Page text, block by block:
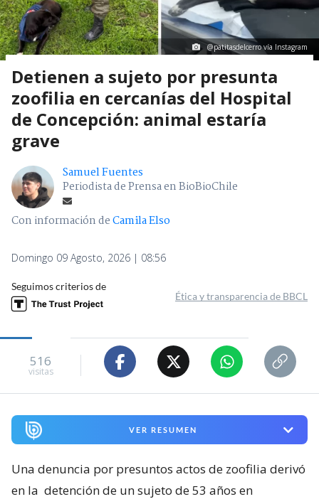
@patitasdelcerro vía Instagram
Detienen a sujeto por presunta
zoofilia en cercanías del Hospital
de Concepción: animal estaría
grave
Samuel Fuentes
Periodista de Prensa en BioBioChile
Con información deCamila Elso
Domingo 09 Agosto, 2026 | 08:56
Seguimos criterios de
Ética y transparencia de BBCL
516
visitas
VER RESUMEN
Una denuncia por presuntos actos de zoofilia derivó
en la detención de un sujeto de 53 años en